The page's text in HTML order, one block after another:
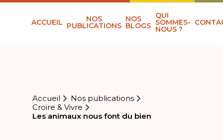
ACCUEIL NOS
PUBLICATIONS
NOS
BLOGS
QUI
SOMMES-
NOUS ?
Accueil
Nos publications
Croire & Vivre
Les animaux nous font du bien